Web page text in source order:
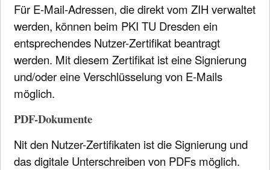
Für E-Mail-Adressen, die direkt vom ZIH verwaltet
werden, können beim PKI TU Dresden ein
entsprechendes Nutzer-Zertifikat beantragt
werden. Mit diesem Zertifikat ist eine Signierung
und/oder eine Verschlüsselung von E-Mails
möglich.
PDF-Dokumente
Nit den Nutzer-Zertifikaten ist die Signierung und
das digitale Unterschreiben von PDFs möglich.